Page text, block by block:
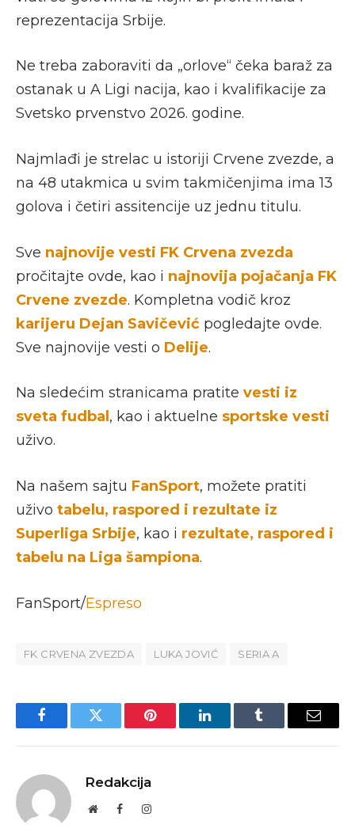
reprezentacija Srbije.
Ne treba zaboraviti da „orlove“ čeka baraž za
ostanak u A Ligi nacija, kao i kvalifikacije za
Svetsko prvenstvo 2026. godine.
Najmlađi je strelac u istoriji Crvene zvezde, a
na 48 utakmica u svim takmičenjima ima 13
golova i četiri assitencije uz jednu titulu.
Sve najnovije vesti FK Crvena zvezda
pročitajte ovde, kao i najnovija pojačanja FK
Crvene zvezde. Kompletna vodič kroz
karijeru Dejan Savičević pogledajte ovde.
Sve najnovije vesti o Delije.
Na sledećim stranicama pratite vesti iz
sveta fudbal , kao i aktuelne sportske vesti
uživo.
Na našem sajtu FanSport, možete pratiti
uživo tabelu, raspored i rezultate iz
Superliga Srbije, kao i rezultate, raspored i
tabelu na Liga šampiona.
FanSport/Espreso
FK CRVENA ZVEZDA LUKA JOVIĆ SERIA A
FacebookTwitter Pinterest LinkedInTumblr Email
Redakcija
WebsiteFacebookInstagram